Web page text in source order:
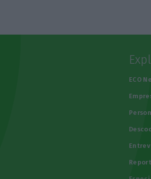
ECO